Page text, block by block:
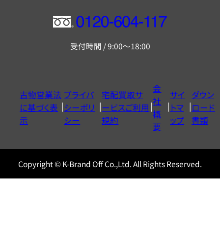
フ
ー
ヤ
ル
0120604117
受付時間 / 9:00～18:00
古物営業法
に基づく表
示
プライバ
シーポリ
シー
宅配買取サ
ービスご利用
規約
会
社
概
要
サイ
トマ
ップ
ダウン
ロード
書類
Copyright © K-Brand Off Co.,Ltd. All Rights Reserved.